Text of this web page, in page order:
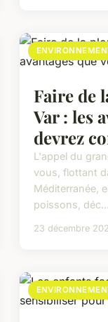
Faire de
Var : les
devrez
L'appel du
vous, flottant
Méditerranée,
poissons, déc...
23 décembre